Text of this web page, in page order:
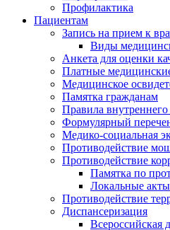
Профилактика
Пациентам
Запись на прием к
Виды
Анкета для оценки
Платные
Медицинское
Памятка гражданам
Правила
Формулярный
Медико-социальная
Противодействие
Противодействие
Памятка по
Локальные акты
Противодействие
Диспансеризация
Всероссийская